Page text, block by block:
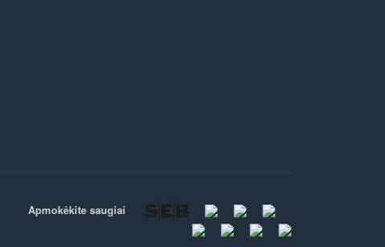
Apmokėkite saugiai